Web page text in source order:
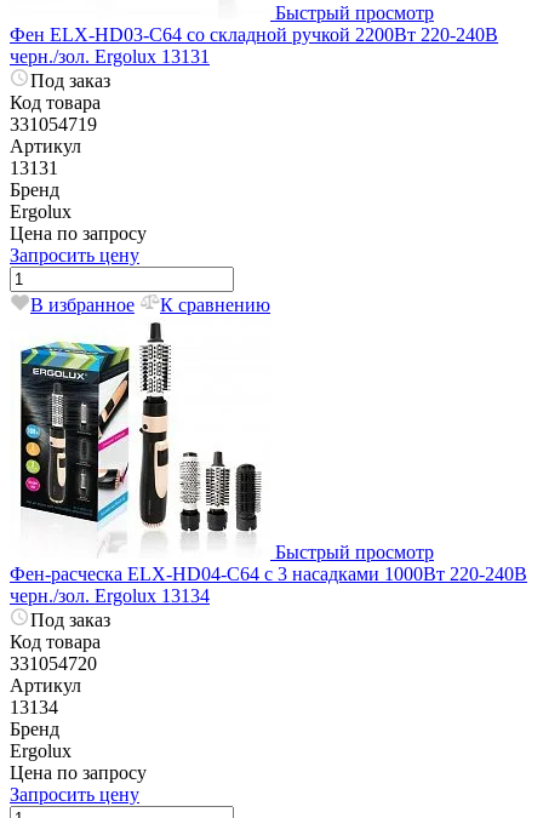
Быстрый просмотр
Фен ELX-HD03-C64 со складной ручкой 2200Вт 220-240В
черн./зол. Ergolux 13131
Под заказ
Код товара
331054719
Артикул
13131
Бренд
Ergolux
Цена по запросу
Запросить цену
В избранное К сравнению
Быстрый просмотр
Фен-расческа ELX-HD04-C64 с 3 насадками 1000Вт 220-240В
черн./зол. Ergolux 13134
Под заказ
Код товара
331054720
Артикул
13134
Бренд
Ergolux
Цена по запросу
Запросить цену